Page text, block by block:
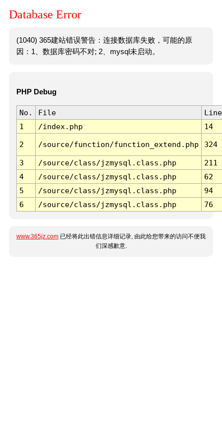
Database Error
(1040) 365建站错误警告：连接数据库失败，可能的原
因：1、数据库密码不对; 2、mysql未启动。
PHP Debug
No. File
Line
1
/index.php 14
2 /source/function/function_extend.php 324
3 /source/class/jzmysql.class.php
211
4
/source/class/jzmysql.class.php
62
5
/source/class/jzmysql.class.php
94
6
/source/class/jzmysql.class.php 76
www.365jz.com 已经将此出错信息详细记录, 由此给您带来的访问不便我
们深感歉意.